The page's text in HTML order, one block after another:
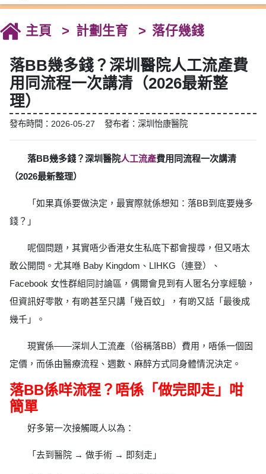
主頁 計劃生育 落仔幾錢
落BB幾多錢？深圳醫院人工流產費
用同流程一次講清（2026最新整
理）
發布時間：2026-05-27 發布者：深圳怡康醫院
落BB幾多錢？深圳醫院人工流產費用同流程一次講清
（2026最新整理）
「如果真係要做決定，最實際就係想知：落BB到底要幾多
錢？」
呢個問題，其實唔少香港女生私底下都會搜尋，但又唔太
敢公開問。尤其喺 Baby Kingdom、LIHKG（連登）、
Facebook 女性群組同討論區，偶爾會見到有人匿名分享經驗，
但資訊好零散，有啲甚至只講「幾百蚊」，有啲又話「最後成
幾千」。
現實係——深圳人工流產（俗稱落BB）費用，唔係一個固
定價，而係由醫療流程、週數、麻醉方式同身體情況決定。
落BB係咩流程？唔係「做完即走」咁
簡單
好多第一次接觸嘅人以為：
「去到醫院 → 做手術 → 即刻走」